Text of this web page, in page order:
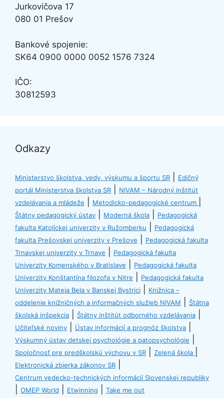
Jurkovičova 17
080 01 Prešov
Bankové spojenie:
SK64 0900 0000 0052 1576 7324
IČO:
30812593
Odkazy
Ministerstvo školstva, vedy, výskumu a športu SR
Edičný
portál Ministerstva školstva SR
NIVAM – Národný inštitút
vzdelávania a mládeže
Metodicko-pedagogické centrum
Štátny pedagogický ústav Moderná škola
Pedagogická
fakulta Katolíckej univerzity v Ružomberku
Pedagogická
fakulta Prešovskej univerzity v Prešove
Pedagogická fakulta
Trnavskej univerzity v Trnave
Pedagogická fakulta
Univerzity Komenského v Bratislave
Pedagogická fakulta
Univerzity Konštantína filozofa v Nitre
Pedagogická fakulta
Univerzity Mateja Bela v Banskej Bystrici
Knižnica –
oddelenie knižničných a informačných služieb NIVAM
Štátna
školská inšpekcia
Štátny inštitút odborného vzdelávania
Učiteľské noviny Ústav informácií a prognóz školstva
Výskumný ústav detskej psychológie a patopsychológie
Spoločnosť pre predškolskú výchovu v SR Zelená škola
Elektronická zbierka zákonov SR
Centrum vedecko-technických informácií Slovenskej republiky
OMEP World Etwinning Take me out